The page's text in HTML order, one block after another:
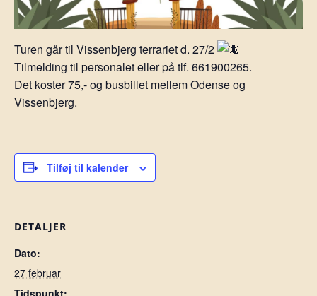
Turen går til Vissenbjerg terrariet d. 27/2
Tilmelding til personalet eller på tlf. 661900265.
Det koster 75,- og busbillet mellem Odense og
Vissenbjerg.
Tilføj til kalender
DETALJER
Dato:
27 februar
Tidspunkt: